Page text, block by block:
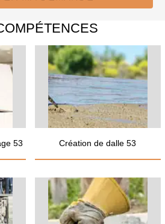
53 Création de dalle 53